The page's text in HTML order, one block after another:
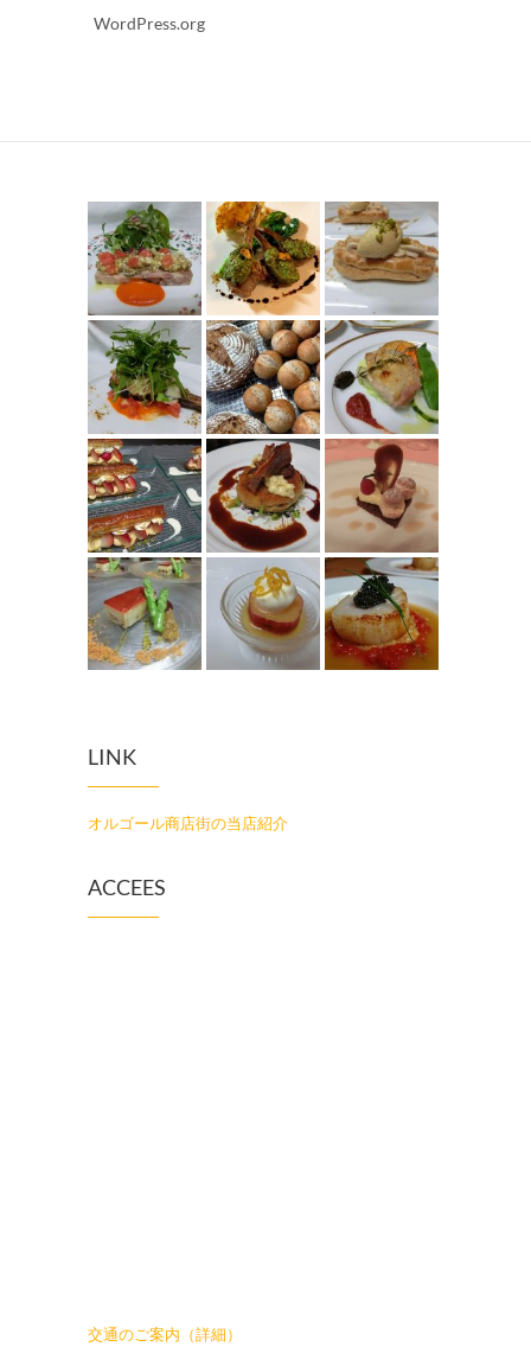
WordPress.org
LINK
オルゴール商店街の当店紹介
ACCEES
交通のご案内（詳細）